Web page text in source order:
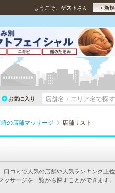
ようこそ、 ゲスト さん 新
お気に入り
の店舗マッサージ 店舗リスト
コミで人気の店舗や人気ランキング上
サージを一覧から探すことができます